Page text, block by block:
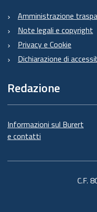
Amministrazione
Note legali e copyright
Privacy e Cookie
Dichiarazione di
Redazione
Informazioni sul Burert
e contatti
C.F.